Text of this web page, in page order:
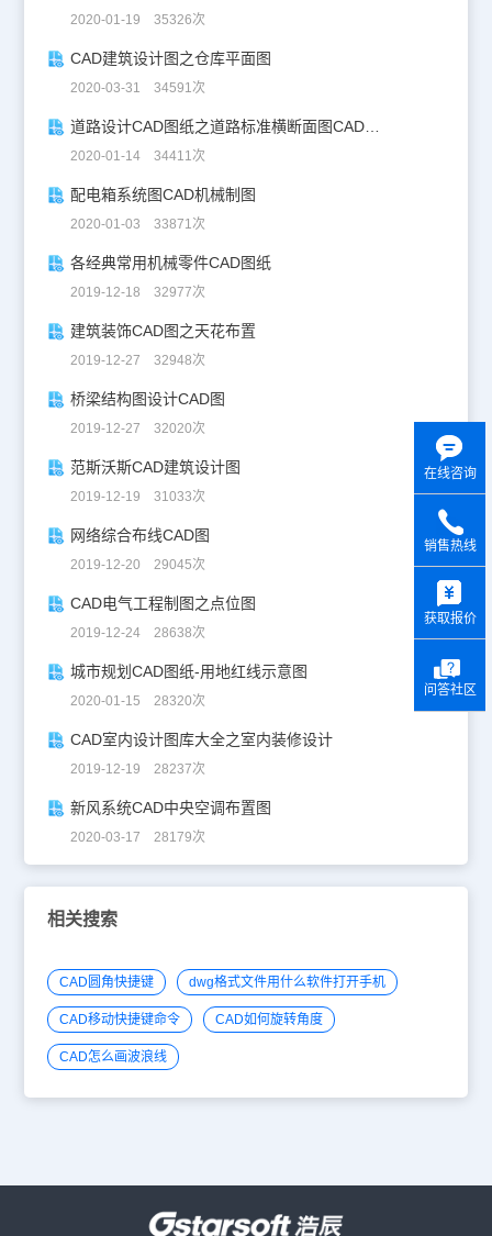
2020-01-19 35326次
CAD建筑设计图之仓库平面图
2020-03-31 34591次
道路设计CAD图纸之道路标准横断面图CAD图纸
2020-01-14 34411次
配电箱系统图CAD机械制图
2020-01-03 33871次
各经典常用机械零件CAD图纸
2019-12-18 32977次
建筑装饰CAD图之天花布置
2019-12-27 32948次
桥梁结构图设计CAD图
2019-12-27 32020次
范斯沃斯CAD建筑设计图
2019-12-19 31033次
网络综合布线CAD图
2019-12-20 29045次
CAD电气工程制图之点位图
2019-12-24 28638次
城市规划CAD图纸-用地红线示意图
2020-01-15 28320次
CAD室内设计图库大全之室内装修设计
2019-12-19 28237次
新风系统CAD中央空调布置图
2020-03-17 28179次
相关搜索
CAD圆角快捷键 dwg格式文件用什么软件打开手机
CAD移动快捷键命令 CAD如何旋转角度
CAD怎么画波浪线
在线咨询
销售热线
获取报价
问答社区